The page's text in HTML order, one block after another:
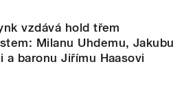
vzdává hold třem
Milanu Uhdemu, Jakubu
a baronu Jiřímu Haasovi